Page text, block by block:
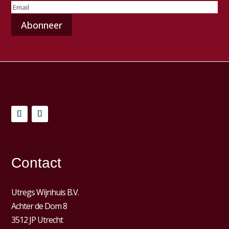
E-
mailadres
Contact
Utregs Wijnhuis B.V.
Achter de Dom 8
3512 JP Utrecht